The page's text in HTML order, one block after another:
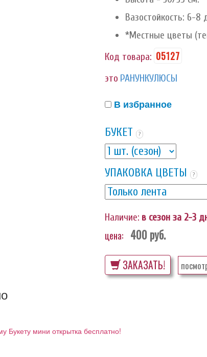
Вазостойкость: 6-8
*Местные цветы
Код товара: 05127
это РАНУНКУЛЮСЫ
В избранное
БУКЕТ ?
УПАКОВКА ЦВЕТЫ ?
Наличие: в сезон за 2-3
цена: 400руб.
ЗАКАЗАТЬ!
Букету мини открытка бесплатно!